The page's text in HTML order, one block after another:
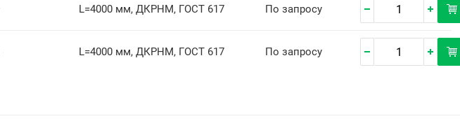
L=4000 мм, ДКРНМ, ГОСТ 617 По запросу
L=4000 мм, ДКРНМ, ГОСТ 617 По запросу